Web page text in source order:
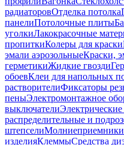
радиаторовОтделка потолка
панелиПотолочные плиты
уголкиЛакокрасочные
пропиткиКолеры для краски
эмали аэрозольныеКраски,
герметикиЖидкие гвозди
обоевКлеи для напольных
растворителиФиксаторы
пеныЭлектромонтажное
выключатели
распределительные и
штепселиМолниеприемники
изделияКлеммыСредства